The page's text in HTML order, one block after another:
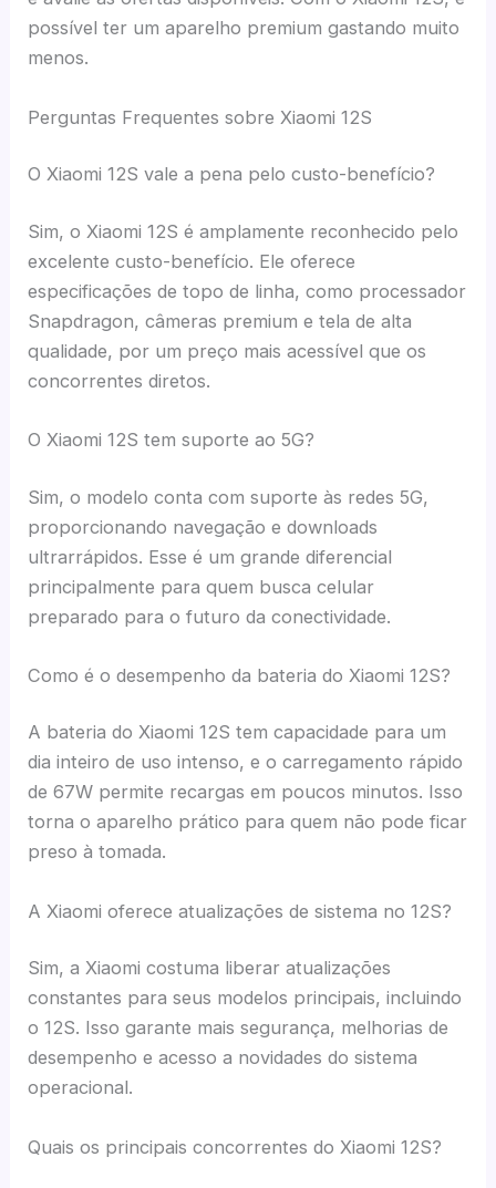
possível ter um aparelho premium gastando muito
menos.
Perguntas Frequentes sobre Xiaomi 12S
O Xiaomi 12S vale a pena pelo custo-benefício?
Sim, o Xiaomi 12S é amplamente reconhecido pelo
excelente custo-benefício. Ele oferece
especificações de topo de linha, como processador
Snapdragon, câmeras premium e tela de alta
qualidade, por um preço mais acessível que os
concorrentes diretos.
O Xiaomi 12S tem suporte ao 5G?
Sim, o modelo conta com suporte às redes 5G,
proporcionando navegação e downloads
ultrarrápidos. Esse é um grande diferencial
principalmente para quem busca celular
preparado para o futuro da conectividade.
Como é o desempenho da bateria do Xiaomi 12S?
A bateria do Xiaomi 12S tem capacidade para um
dia inteiro de uso intenso, e o carregamento rápido
de 67W permite recargas em poucos minutos. Isso
torna o aparelho prático para quem não pode ficar
preso à tomada.
A Xiaomi oferece atualizações de sistema no 12S?
Sim, a Xiaomi costuma liberar atualizações
constantes para seus modelos principais, incluindo
o 12S. Isso garante mais segurança, melhorias de
desempenho e acesso a novidades do sistema
operacional.
Quais os principais concorrentes do Xiaomi 12S?